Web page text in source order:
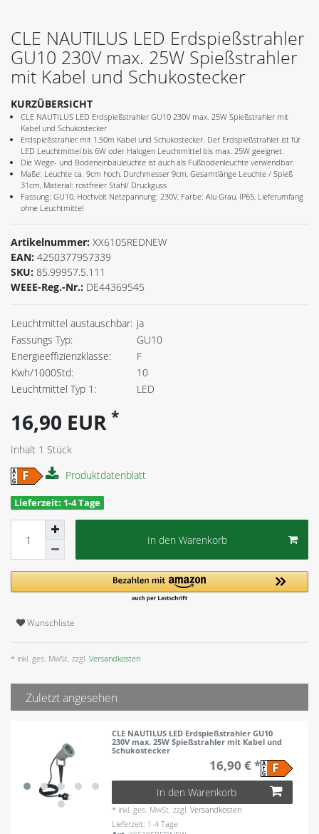
CLE NAUTILUS LED Erdspießstrahler
GU10 230V max. 25W Spießstrahler
mit Kabel und Schukostecker
KURZÜBERSICHT
CLE NAUTILUS LED Erdspießstrahler GU10 230V max. 25W Spießstrahler mit
Kabel und Schukostecker
Erdspießstrahler mit 1,50m Kabel und Schukostecker. Der Erdspießstrahler ist für
LED Leuchtmittel bis 6W oder Halogen Leuchtmittel bis max. 25W geeignet.
Die Wege- und Bodeneinbauleuchte ist auch als Fußbodenleuchte verwendbar.
Maße: Leuchte ca. 9cm hoch, Durchmesser 9cm, Gesamtlänge Leuchte / Spieß
31cm, Material: rostfreier Stahl/ Druckguss
Fassung: GU10, Hochvolt Netzpannung: 230V, Farbe: Alu Grau, IP65, Lieferumfang
ohne Leuchtmittel
Artikelnummer: XX6105REDNEW
EAN: 4250377957339
SKU: 85.99957.5.111
WEEE-Reg.-Nr.: DE44369545
Leuchtmittel austauschbar: ja
Fassungs Typ:
GU10
Energieeffizienzklasse:
F
Kwh/1000Std:
10
Leuchtmittel Typ 1:
LED
16,90 EUR *
Inhalt 1 Stück
Produktdatenblatt
Lieferzeit: 1-4 Tage
In den Warenkorb
Wunschliste
* inkl. ges. MwSt. zzgl. Versandkosten
Zuletzt angesehen
CLE NAUTILUS LED Erdspießstrahler GU10
230V max. 25W Spießstrahler mit Kabel und
Schukostecker
16,90 € *
In den Warenkorb
* inkl. ges. MwSt. zzgl.Versandkosten
Lieferzeit: 1-4 Tage